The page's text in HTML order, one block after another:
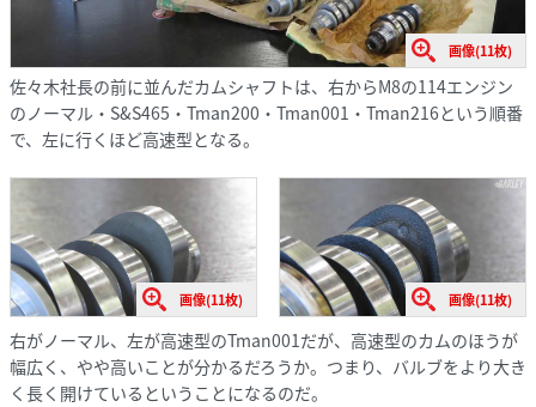
画像(11枚)
佐々木社長の前に並んだカムシャフトは、右からM8の114エンジン
のノーマル・S&S465・Tman200・Tman001・Tman216という順番
で、左に行くほど高速型となる。
画像(11枚) 画像(11枚)
右がノーマル、左が高速型のTman001だが、高速型のカムのほうが
幅広く、やや高いことが分かるだろうか。つまり、バルブをより大き
く長く開けているということになるのだ。